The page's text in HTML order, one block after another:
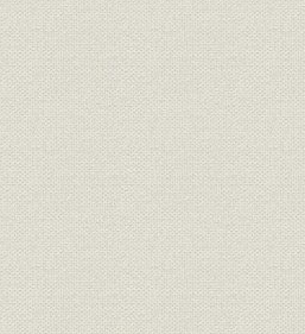
「モートルの明電」から「パワ
ートロニクスの明電」へ 1972●
昭和47年→平成元年●1989
昭和51年
(1989年)